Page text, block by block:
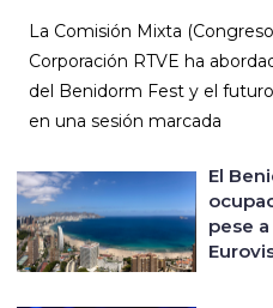
La Comisión Mixta
Corporación RTVE ha
del Benidorm Fest y el
en una sesión marcada
El
pese